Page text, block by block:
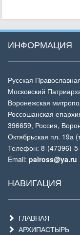
ИНФОРМАЦИЯ
Русская
Московский
Воронежская
Россошанская
396659, Россия,
Октябрьская пл. 19а
Телефон: 8-(47396)-
Email: palross@ya.ru
НАВИГАЦИЯ
ГЛАВНАЯ
АРХИПАСТЫРЬ